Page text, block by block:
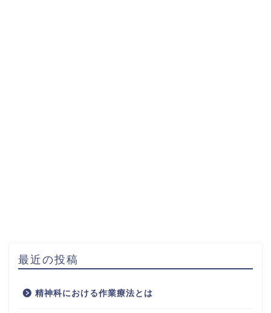
最近の投稿
精神科における作業療法とは